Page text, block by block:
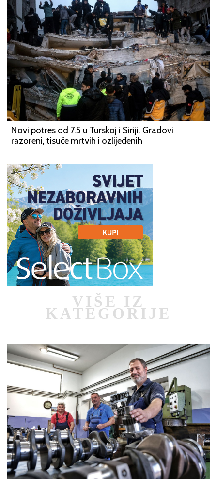
Novi potres od 7.5 u Turskoj i Siriji. Gradovi
razoreni, tisuće mrtvih i ozlijeđenih
VIŠE IZ
KATEGORIJE